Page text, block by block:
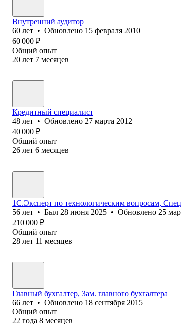
Внутренний аудитор
60 лет • Обновлено 15 февраля 2010
60 000 ₽
Общий опыт
20 лет 7 месяцев
Кредитный специалист
48 лет • Обновлено 27 марта 2012
40 000 ₽
Общий опыт
26 лет 6 месяцев
1С.Эксперт по технологическим вопросам,
56 лет • Был 28 июня 2025 • Обновлено 25
210 000 ₽
Общий опыт
28 лет 11 месяцев
Главный бухгалтер, Зам. главного бухгалтера
66 лет • Обновлено 18 сентября 2015
Общий опыт
22 года 8 месяцев